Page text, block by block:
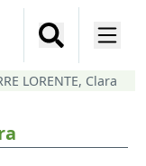
LORENTE, Clara